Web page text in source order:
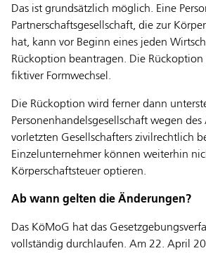
Das ist grundsätzlich möglich. Eine
Partnerschaftsgesellschaft, die zur
hat, kann vor Beginn eines jeden
Rückoption beantragen. Die Rückoption
fiktiver Formwechsel.
Die Rückoption wird ferner dann
Personenhandelsgesellschaft wegen des
vorletzten Gesellschafters zivilrechtlich
Einzelunternehmer können weiterhin
Körperschaftsteuer optieren.
Ab wann gelten die Änderungen?
Das KöMoG hat das
vollständig durchlaufen. Am 22. April